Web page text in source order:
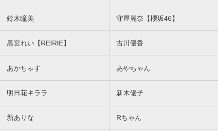
鈴木瞳美 守屋麗奈【櫻坂46】
黒宮れい【REIRIE】 古川優香
あかちゃす あやちゃん
明日花キララ 新木優子
新ありな Rちゃん